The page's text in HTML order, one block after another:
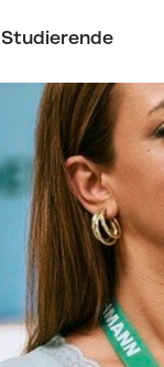
Studierende